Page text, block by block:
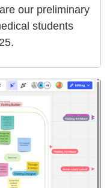
our preliminary
students